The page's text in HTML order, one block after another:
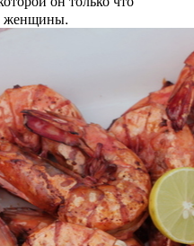
женщины.